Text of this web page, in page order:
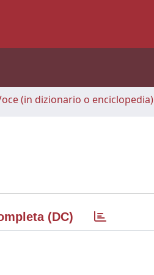
(in dizionario o enciclopedia)
(DC)